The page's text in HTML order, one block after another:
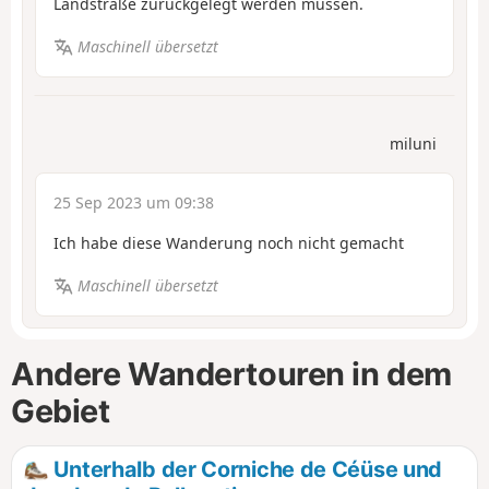
Landstraße zurückgelegt werden müssen.
Maschinell übersetzt
miluni
25 Sep 2023 um 09:38
Ich habe diese Wanderung noch nicht gemacht
Maschinell übersetzt
Andere Wandertouren in dem
Gebiet
Unterhalb der Corniche de Céüse und